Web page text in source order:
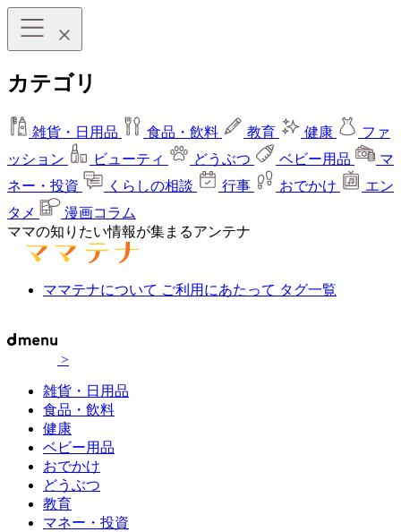
カテゴリ
雑貨・日用品 食品・飲料 教育 健康
ファ
ッション
ビューティ どうぶつ ベビー用品
マ
ネー・投資
くらしの相談 行事 おでかけ
エン
タメ
漫画コラム
ママの知りたい情報が集まるアンテナ
ママテナについて ご利用にあたって タグ一覧
>
雑貨・日用品
食品・飲料
健康
ベビー用品
おでかけ
どうぶつ
教育
マネー・投資